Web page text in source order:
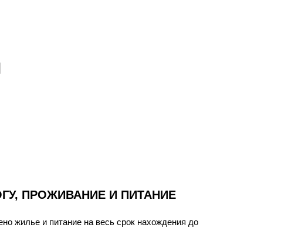
ПРОЖИВАНИЕ И ПИТАНИЕ
жилье и питание на весь срок нахождения до